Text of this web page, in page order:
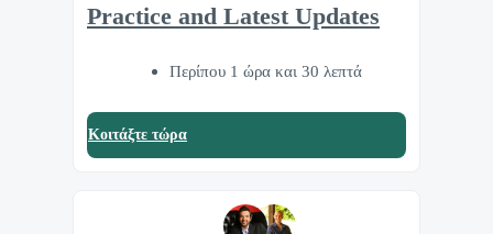
Practice and Latest Updates
Περίπου 1 ώρα και 30 λεπτά
Κοιτάξτε τώρα